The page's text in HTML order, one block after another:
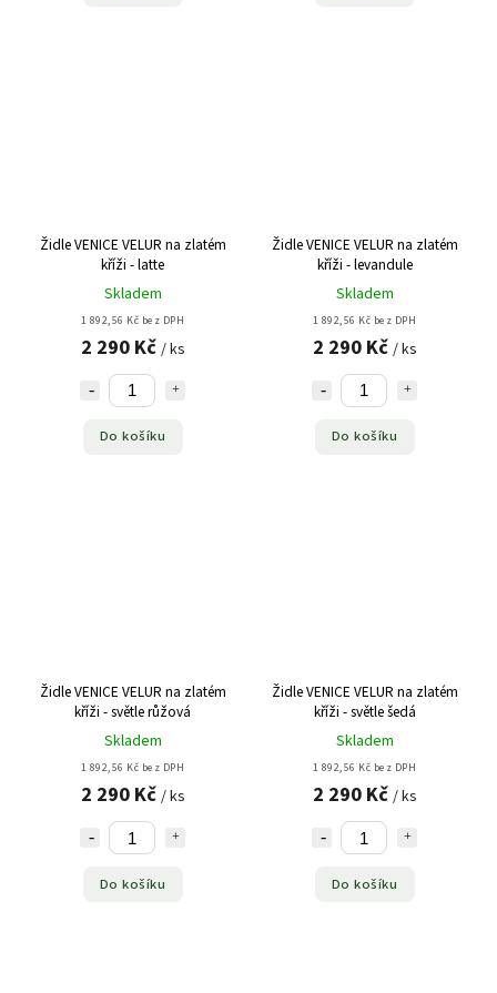
Židle VENICE VELUR na zlatém
kříži - latte
Skladem
1 892,56 Kč bez DPH
2 290 Kč / ks
Do košíku
Židle VENICE VELUR na zlatém
kříži - levandule
Skladem
1 892,56 Kč bez DPH
2 290 Kč / ks
Do košíku
Židle VENICE VELUR na zlatém
kříži - světle růžová
Skladem
1 892,56 Kč bez DPH
2 290 Kč / ks
Do košíku
Židle VENICE VELUR na zlatém
kříži - světle šedá
Skladem
1 892,56 Kč bez DPH
2 290 Kč / ks
Do košíku